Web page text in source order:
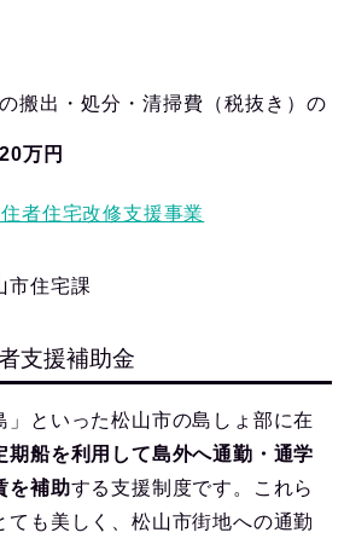
搬出・処分・清掃費（税抜き）の
20万円
者住宅改修支援事業
市住宅課
支援補助金
」といった松山市の島しょ部に在
期船を利用して島外へ通勤・通学
を補助する支援制度です。これら
ても美しく、松山市街地への通勤